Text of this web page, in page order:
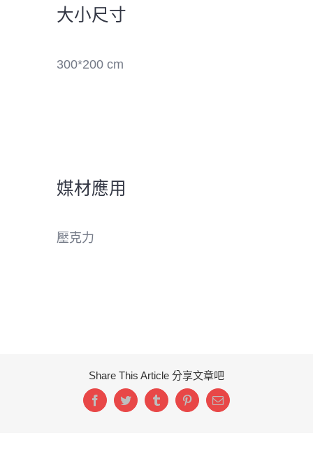
大小尺寸
300*200 cm
媒材應用
壓克力
Share This Article 分享文章吧
FacebookTwitterTumblrPinterestEmail: